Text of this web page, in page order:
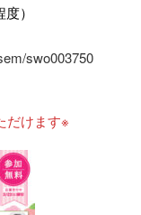
）
swo003750
だけます※